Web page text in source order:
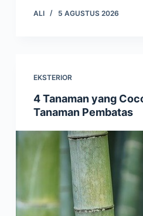
ALI 5 AGUSTUS 2026
EKSTERIOR
4 Tanaman yang
Tanaman Pembatas